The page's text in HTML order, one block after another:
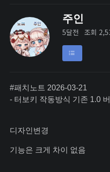
주인
5달전 조회
#패치노트 2026-03-21
- 터보키 작동방식 기존 1.0
디자인변경
기능은 크게 차이 없음